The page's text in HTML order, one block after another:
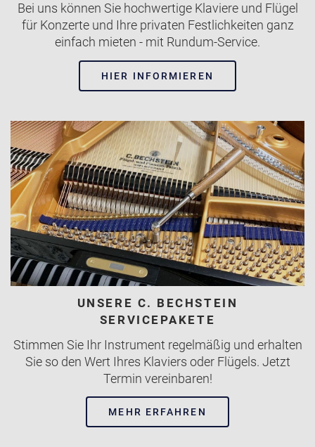
Bei uns können Sie hochwertige Klaviere und Flügel
für Konzerte und Ihre privaten Festlichkeiten ganz
einfach mieten - mit Rundum-Service.
HIER INFORMIEREN
UNSERE C. BECHSTEIN
SERVICEPAKETE
Stimmen Sie Ihr Instrument regelmäßig und erhalten
Sie so den Wert Ihres Klaviers oder Flügels. Jetzt
Termin vereinbaren!
MEHR ERFAHREN